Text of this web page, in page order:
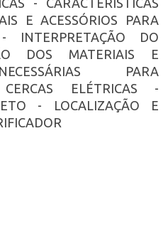
E ACESSÓRIOS PARA
INTERPRETAÇÃO DO
DOS MATERIAIS E
PARA
ELÉTRICAS -
- LOCALIZAÇÃO E